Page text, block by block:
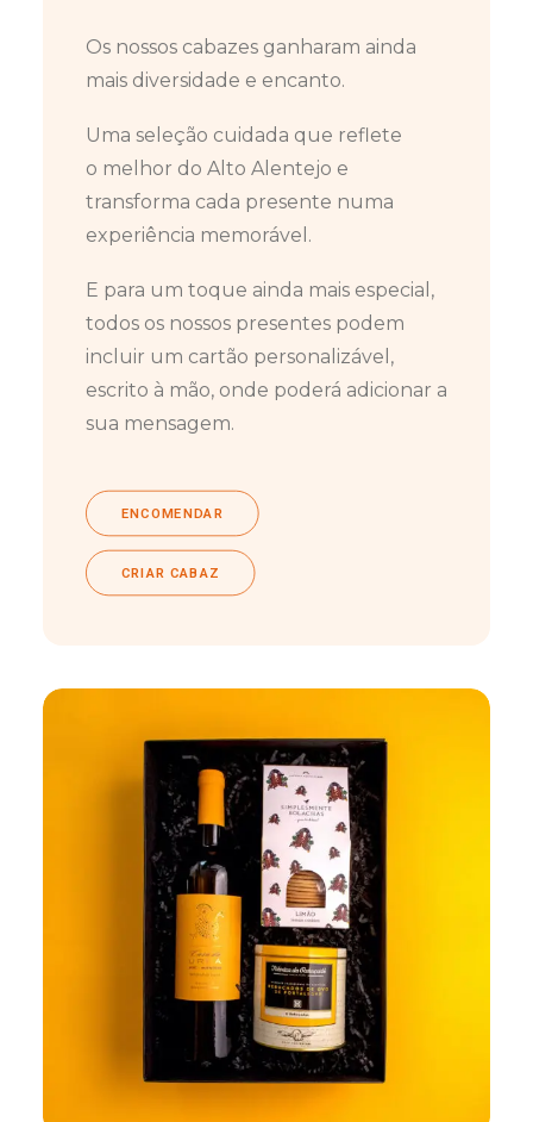
Os nossos cabazes ganharam ainda
mais diversidade e encanto.
Uma seleção cuidada que reflete
o melhor do Alto Alentejo e
transforma cada presente numa
experiência memorável.
E para um toque ainda mais especial,
todos os nossos presentes podem
incluir um cartão personalizável,
escrito à mão, onde poderá adicionar a
sua mensagem.
ENCOMENDAR
CRIAR CABAZ